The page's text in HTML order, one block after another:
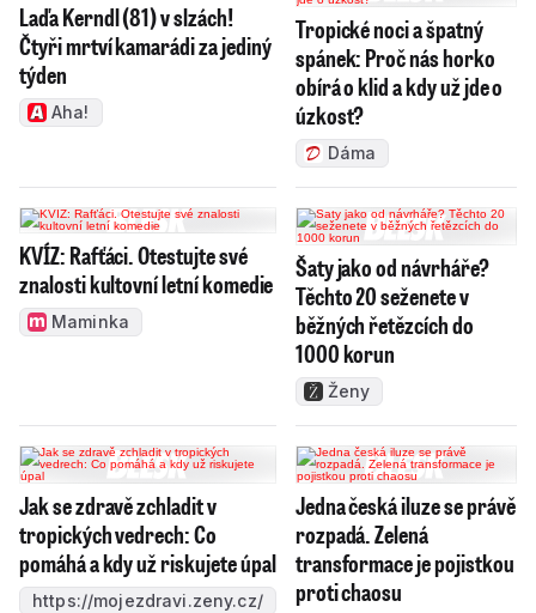
Laďa Kerndl (81) v slzách!
Čtyři mrtví kamarádi za jediný
týden
Aha!
Tropické noci a špatný
spánek: Proč nás horko
obírá o klid a kdy už jde o
úzkost?
Dáma
KVÍZ: Rafťáci. Otestujte své
znalosti kultovní letní komedie
Maminka
Šaty jako od návrháře?
Těchto 20 seženete v
běžných řetězcích do
1000 korun
Ženy
Jak se zdravě zchladit v
tropických vedrech: Co
pomáhá a kdy už riskujete úpal
https://mojezdravi.zeny.cz/
Jedna česká iluze se právě
rozpadá. Zelená
transformace je pojistkou
proti chaosu